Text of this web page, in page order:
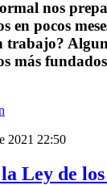
nos
en pocos
trabajo?
más
2021 22:50
la Ley de